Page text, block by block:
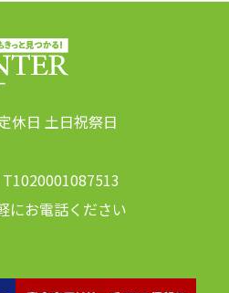
休日 土日祝祭日
にお電話ください